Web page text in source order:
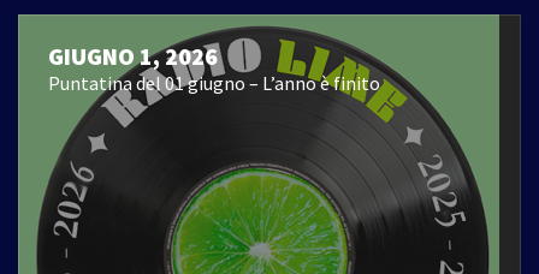
GIUGNO 1, 2026
Puntatina del 01 giugno – L’anno è finito